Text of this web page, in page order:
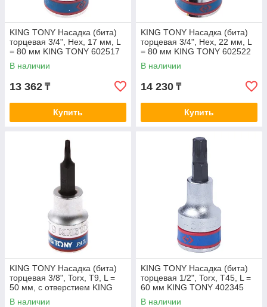
KING TONY Насадка (бита)
торцевая 3/4", Hex, 17 мм, L
= 80 мм KING TONY 602517
В наличии
13 362 ₸
Купить
KING TONY Насадка (бита)
торцевая 3/4", Hex, 22 мм, L
= 80 мм KING TONY 602522
В наличии
14 230 ₸
Купить
KING TONY Насадка (бита)
торцевая 3/8", Torx, T9, L =
50 мм, с отверстием KING
TONY 302709
В наличии
KING TONY Насадка (бита)
торцевая 1/2", Torx, T45, L =
60 мм KING TONY 402345
В наличии